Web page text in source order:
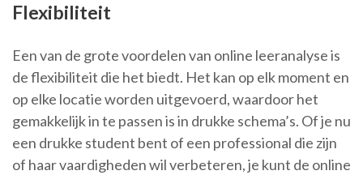
Flexibiliteit
Een van de grote voordelen van online leeranalyse is
de flexibiliteit die het biedt. Het kan op elk moment en
op elke locatie worden uitgevoerd, waardoor het
gemakkelijk in te passen is in drukke schema’s. Of je nu
een drukke student bent of een professional die zijn
of haar vaardigheden wil verbeteren, je kunt de online